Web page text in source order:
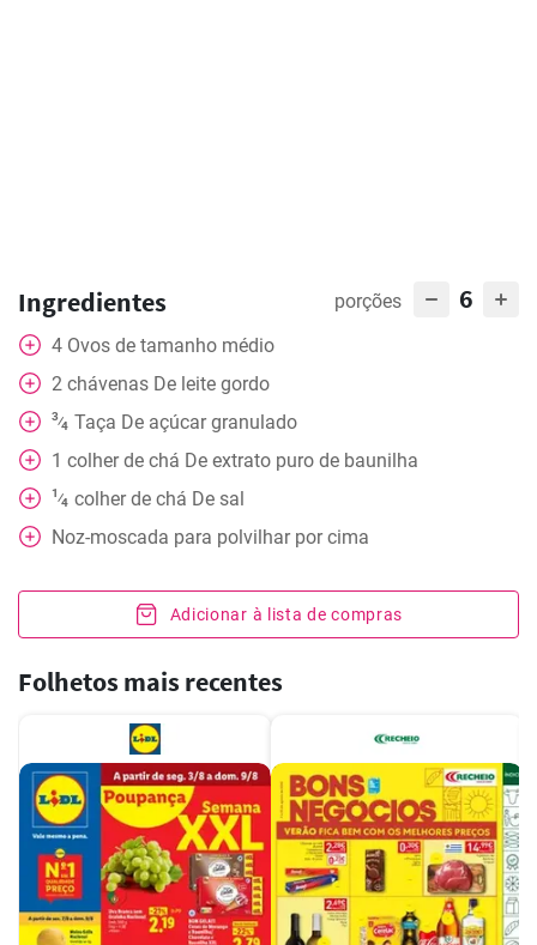
Ingredientes porções 6
4 Ovos de tamanho médio
2 chávenas De leite gordo
3⁄4 Taça De açúcar granulado
1 colher de chá De extrato puro de baunilha
1⁄4 colher de chá De sal
Noz-moscada para polvilhar por cima
Adicionar à lista de compras
Folhetos mais recentes